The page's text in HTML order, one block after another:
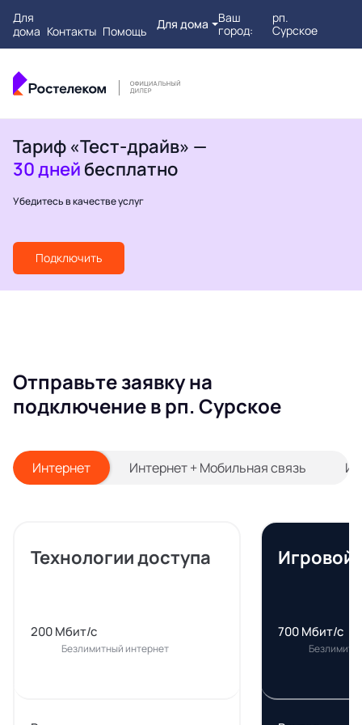
Для
дома Контакты Помощь Для дома
Ваш
город:
рп.
Сурское
Тариф «Тест-драйв» —
30 дней бесплатно
Убедитесь в качестве услуг
Подключить
Отправьте заявку на
подключение в рп. Сурское
Интернет Интернет + Мобильная связь
Технологии доступа
200 Мбит/с
Безлимитный интернет
Игровой
700 Мбит/с